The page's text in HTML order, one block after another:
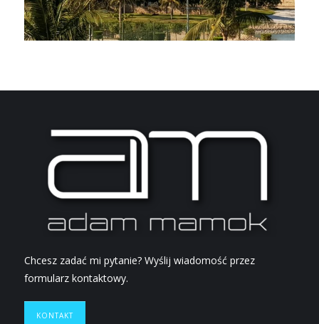
Chcesz zadać mi pytanie? Wyślij wiadomość przez
formularz kontaktowy.
KONTAKT